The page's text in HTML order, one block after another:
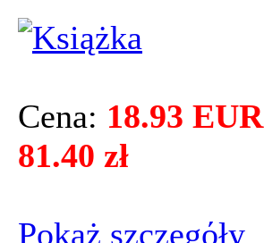
Cena: 18.93 EUR
81.40 zł
Pokaż szczegόły